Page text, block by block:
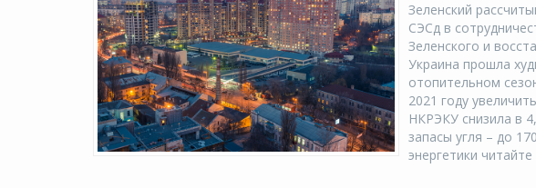
Зеленский
СЭСд в
Зеленского и
Украина прошла
отопительном
2021 году
НКРЭКУ снизила в
запасы угля – до
энергетики